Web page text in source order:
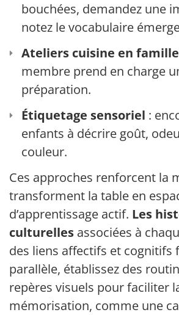
bouchées, demandez une
notez le vocabulaire
Ateliers cuisine en famille
membre prend en charge
préparation.
Étiquetage sensoriel :
enfants à décrire goût,
couleur.
Ces approches renforcent la
transforment la table en
d’apprentissage actif. Les
culturelles associées à
des liens affectifs et cognitifs
parallèle, établissez des
repères visuels pour faciliter
mémorisation, comme une